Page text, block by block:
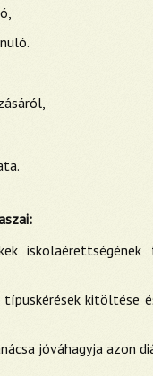
iskolaérettségének
kitöltése
jóváhagyja azon